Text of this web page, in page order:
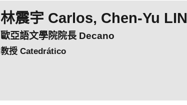
林震宇 Carlos, Chen-Yu LIN
歐亞語文學院院長 Decano
教授 Catedrático